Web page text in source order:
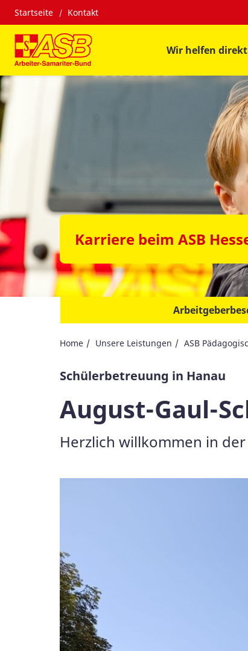
Startseite Kontakt
Wir helfen direkt
Karriere beim ASB
Home Unsere Leistungen ASB
Schülerbetreuung in Hanau
August-Gaul-
Herzlich willkommen in